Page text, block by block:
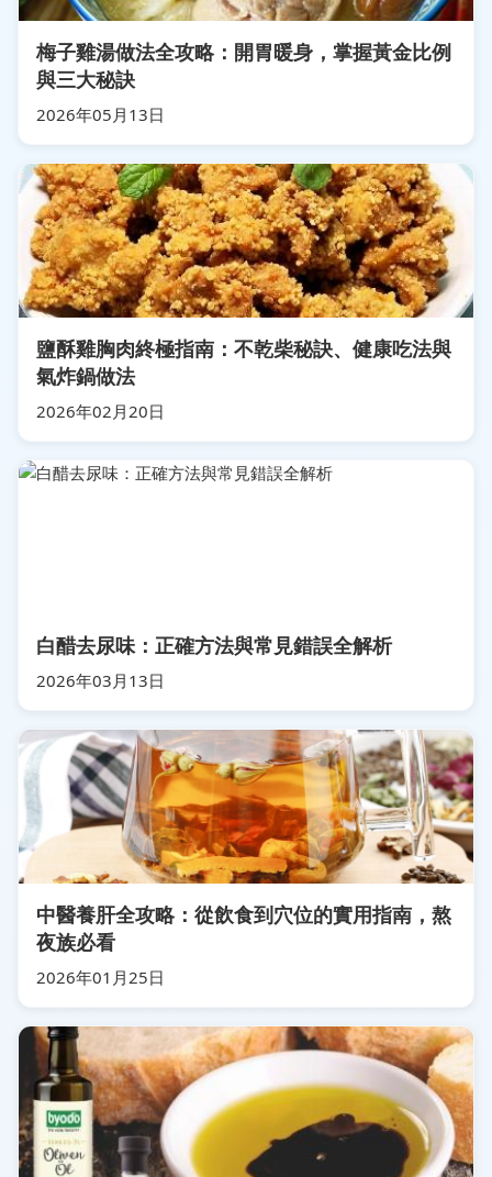
梅子雞湯做法全攻略：開胃暖身，掌握黃金比例
與三大秘訣
2026年05月13日
鹽酥雞胸肉終極指南：不乾柴秘訣、健康吃法與
氣炸鍋做法
2026年02月20日
白醋去尿味：正確方法與常見錯誤全解析
2026年03月13日
中醫養肝全攻略：從飲食到穴位的實用指南，熬
夜族必看
2026年01月25日